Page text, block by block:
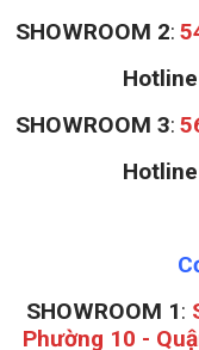
SHOWROOM 2:
SHOWROOM 3:
SHOWROOM 1:
Phường 10 -